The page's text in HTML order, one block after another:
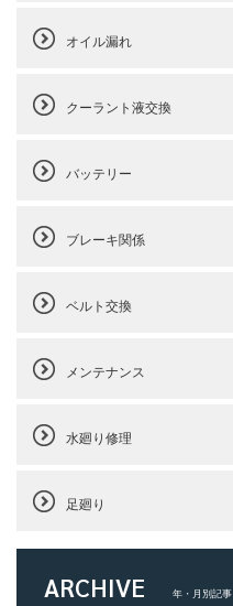
オイル漏れ
クーラント液交換
バッテリー
ブレーキ関係
ベルト交換
メンテナンス
水廻り修理
足廻り
ARCHIVE 年・月別記事